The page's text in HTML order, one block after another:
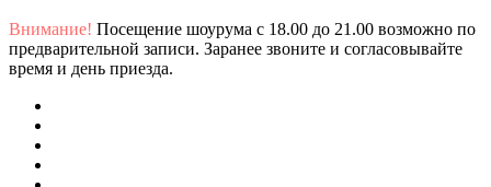
Внимание! Посещение шоурума с 18.00 до 21.00 возможно по
предварительной записи. Заранее звоните и согласовывайте
время и день приезда.